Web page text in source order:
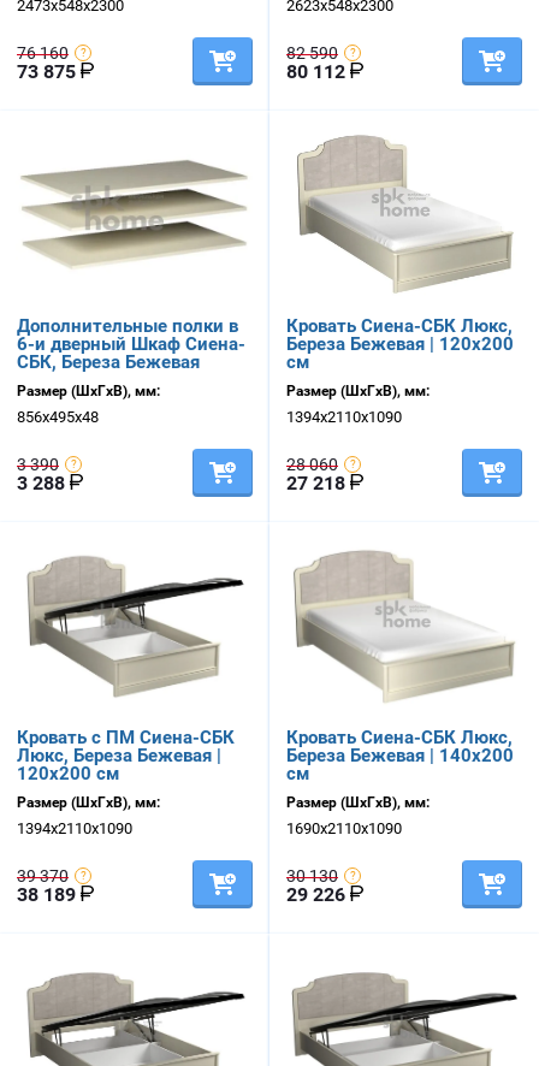
2473х548х2300
76 160
73 875
2623х548х2300
82 590
80 112
Дополнительные полки в
6-и дверный Шкаф Сиена-
СБК, Береза Бежевая
Размер (ШхГхВ), мм:
856х495х48
3 390
3 288
Кровать Сиена-СБК Люкс,
Береза Бежевая | 120х200
см
Размер (ШхГхВ), мм:
1394х2110х1090
28 060
27 218
Кровать с ПМ Сиена-СБК
Люкс, Береза Бежевая |
120х200 см
Размер (ШхГхВ), мм:
1394х2110х1090
39 370
38 189
Кровать Сиена-СБК Люкс,
Береза Бежевая | 140х200
см
Размер (ШхГхВ), мм:
1690х2110х1090
30 130
29 226